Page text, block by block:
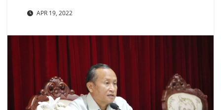
APR 19, 2022